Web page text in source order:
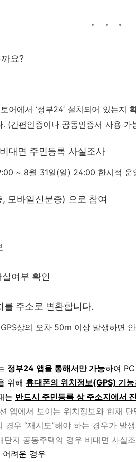
요?
어에서 ‘정부24’ 설치되어 있는지
(간편인증이나 공동인증서 사용 가
면 주민등록 사실조사
~ 8월 31일(일) 24:00 한시적 운
바일신분증) 으로 참여
여부 확인
주소로 변환합니다.
상의 오차 50m 이상 발생하면
정부24 앱을 통해서만 가능하여
위해 휴대폰의 위치정보(GPS) 기
는 반드시 주민등록 상 주소지에서
앱에서 보이는 위치정보와 현재
경우 “재시도”해야 하는 경우가 발
지 공동주택의 경우 비대면 사실
려운 경우